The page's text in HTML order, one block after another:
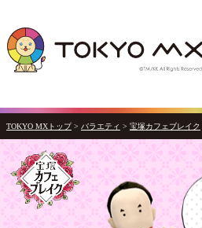
TOKYO MXトップ > バラエティ > 宝塚カフェブレイク